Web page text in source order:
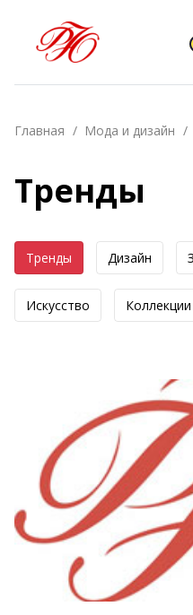
Главная Мода и дизайн
Тренды
Тренды Дизайн
Искусство Коллекции